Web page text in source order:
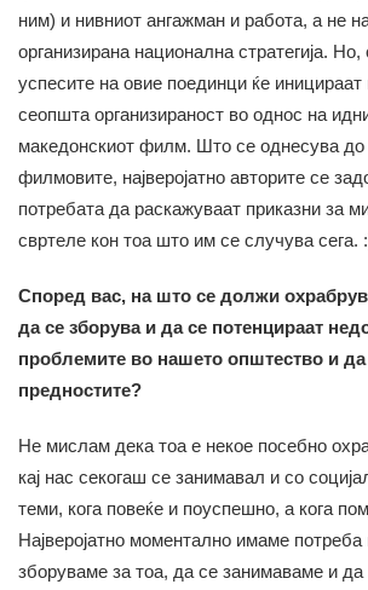
ним) и нивниот ангажман и работа, а не
организирана национална стратегија.
успесите на овие поединци ќе
сеопшта организираност во однос на
македонскиот филм. Што се однесува до
филмовите, најверојатно авторите се
потребата да раскажуваат приказни за
свртеле кон тоа што им се случува сега.
Според вас, на што се должи
да се зборува и да се потенцираат
проблемите во нашето општество и да
предностите?
Не мислам дека тоа е некое посебно
кај нас секогаш се занимавал и со
теми, кога повеќе и поуспешно, а кога
Најверојатно моментално имаме потреба
зборуваме за тоа, да се занимаваме и